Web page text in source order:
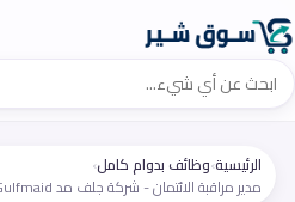
الرئيسية›وظائف بدوام كامل›
مدير مراقبة الائتمان - شركة جلف مد Gulfmaid بالسعودية